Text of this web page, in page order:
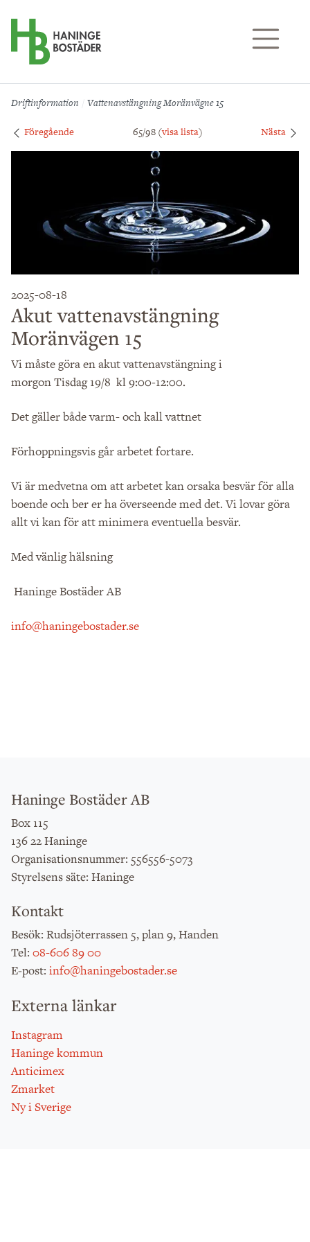
Driftinformation Vattenavstängning Moränvägne 15
Föregående 65/98 (visa lista) Nästa
2025-08-18
Akut vattenavstängning
Moränvägen 15
Vi måste göra en akut vattenavstängning i
morgonTisdag 19/8 kl 9:00-12:00.
Det gäller både varm- och kall vattnet
Förhoppningsvis går arbetet fortare.
Vi är medvetna om att arbetet kan orsaka besvär för alla
boende och ber er ha överseende med det. Vi lovar göra
allt vi kan för att minimera eventuella besvär.
Med vänlig hälsning
Haninge Bostäder AB
info@haningebostader.se
Haninge Bostäder AB
Box 115
136 22 Haninge
Organisationsnummer: 556556-5073
Styrelsens säte: Haninge
Kontakt
Besök: Rudsjöterrassen 5, plan 9, Handen
Tel: 08-606 89 00
E-post: info@haningebostader.se
Externa länkar
Instagram
Haninge kommun
Anticimex
Zmarket
Ny i Sverige